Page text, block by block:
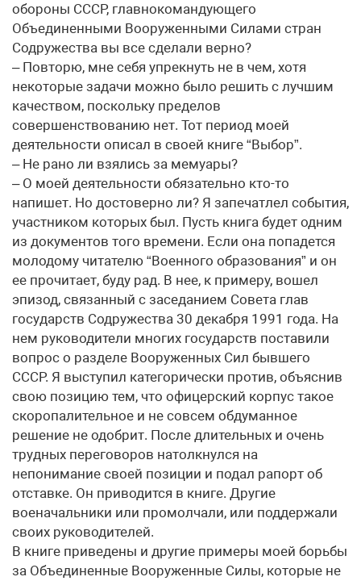
обороны СССР, главнокомандующего
Объединенными Вооруженными Силами стран
Содружества вы все сделали верно?
– Повторю, мне себя упрекнуть не в чем, хотя
некоторые задачи можно было решить с лучшим
качеством, поскольку пределов
совершенствованию нет. Тот период моей
деятельности описал в своей книге “Выбор”.
– Не рано ли взялись за мемуары?
– О моей деятельности обязательно кто-то
напишет. Но достоверно ли? Я запечатлел события,
участником которых был. Пусть книга будет одним
из документов того времени. Если она попадется
молодому читателю “Военного образования” и он
ее прочитает, буду рад. В нее, к примеру, вошел
эпизод, связанный с заседанием Совета глав
государств Содружества 30 декабря 1991 года. На
нем руководители многих государств поставили
вопрос о разделе Вооруженных Сил бывшего
СССР. Я выступил категорически против, объяснив
свою позицию тем, что офицерский корпус такое
скоропалительное и не совсем обдуманное
решение не одобрит. После длительных и очень
трудных переговоров натолкнулся на
непонимание своей позиции и подал рапорт об
отставке. Он приводится в книге. Другие
военачальники или промолчали, или поддержали
своих руководителей.
В книге приведены и другие примеры моей борьбы
за Объединенные Вооруженные Силы, которые не